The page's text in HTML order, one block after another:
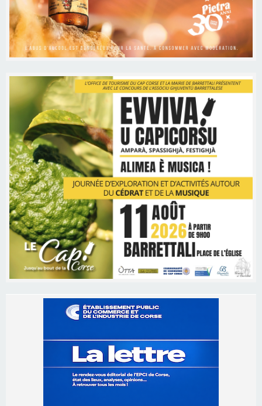
05/08/2026 09:53
Biguglia : messe de la Sainte-Marie et
procession le 14 août